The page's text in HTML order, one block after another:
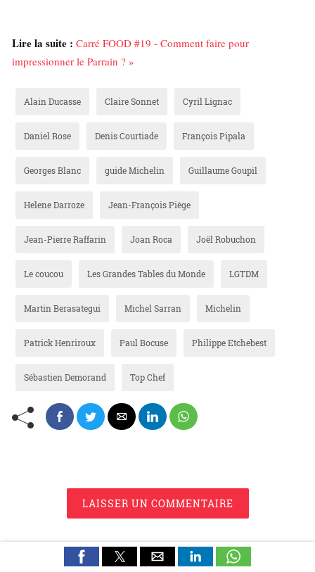
Lire la suite : Carré FOOD #19 - Comment faire pour
impressionner le Parrain ? »
Alain Ducasse Claire Sonnet Cyril Lignac
Daniel Rose Denis Courtiade François Pipala
Georges Blanc guide Michelin Guillaume Goupil
Helene Darroze Jean-François Piège
Jean-Pierre Raffarin Joan Roca Joël Robuchon
Le coucou Les Grandes Tables du Monde LGTDM
Martin Berasategui Michel Sarran Michelin
Patrick Henriroux Paul Bocuse Philippe Etchebest
Sébastien Demorand Top Chef
LAISSER UN COMMENTAIRE
Publication connexe